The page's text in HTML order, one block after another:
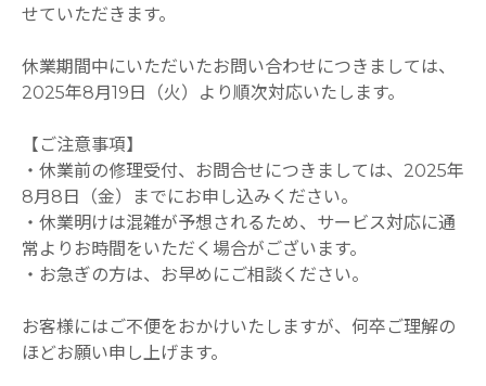
せていただきます。
休業期間中にいただいたお問い合わせにつきましては、
2025年8月19日（火）より順次対応いたします。
【ご注意事項】
・休業前の修理受付、お問合せにつきましては、2025年
8月8日（金）までにお申し込みください。
・休業明けは混雑が予想されるため、サービス対応に通
常よりお時間をいただく場合がございます。
・お急ぎの方は、お早めにご相談ください。
お客様にはご不便をおかけいたしますが、何卒ご理解の
ほどお願い申し上げます。